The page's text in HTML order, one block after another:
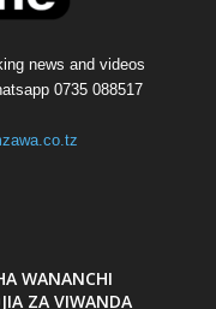
news and videos
0735 088517
WANANCHI
ZA VIWANDA